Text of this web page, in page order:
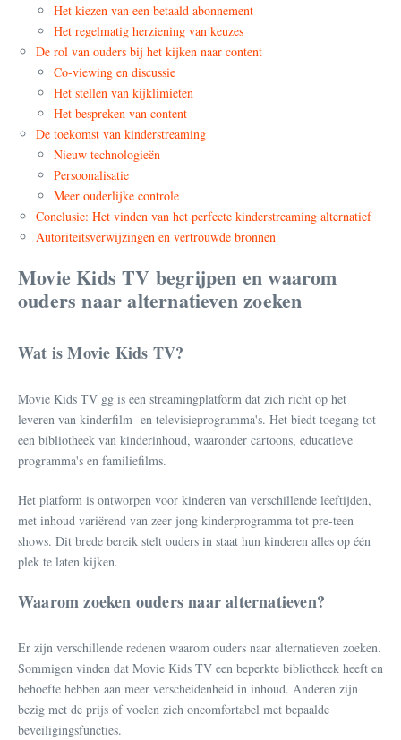
Het kiezen van een betaald abonnement
Het regelmatig herziening van keuzes
De rol van ouders bij het kijken naar content
Co-viewing en discussie
Het stellen van kijklimieten
Het bespreken van content
De toekomst van kinderstreaming
Nieuw technologieën
Persoonalisatie
Meer ouderlijke controle
Conclusie: Het vinden van het perfecte kinderstreaming alternatief
Autoriteitsverwijzingen en vertrouwde bronnen
Movie Kids TV begrijpen en waarom
ouders naar alternatieven zoeken
Wat is Movie Kids TV?
Movie Kids TV gg is een streamingplatform dat zich richt op het
leveren van kinderfilm- en televisieprogramma's. Het biedt toegang tot
een bibliotheek van kinderinhoud, waaronder cartoons, educatieve
programma's en familiefilms.
Het platform is ontworpen voor kinderen van verschillende leeftijden,
met inhoud variërend van zeer jong kinderprogramma tot pre-teen
shows. Dit brede bereik stelt ouders in staat hun kinderen alles op één
plek te laten kijken.
Waarom zoeken ouders naar alternatieven?
Er zijn verschillende redenen waarom ouders naar alternatieven zoeken.
Sommigen vinden dat Movie Kids TV een beperkte bibliotheek heeft en
behoefte hebben aan meer verscheidenheid in inhoud. Anderen zijn
bezig met de prijs of voelen zich oncomfortabel met bepaalde
beveiligingsfuncties.